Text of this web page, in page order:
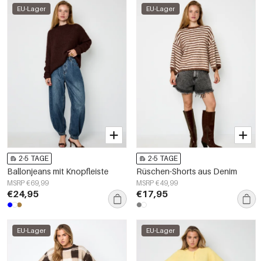
EU-Lager
2-5 TAGE
Ballonjeans mit Knopfleiste
MSRP €69,99
€24,95
EU-Lager
2-5 TAGE
Rüschen-Shorts aus Denim
MSRP €49,99
€17,95
EU-Lager EU-Lager